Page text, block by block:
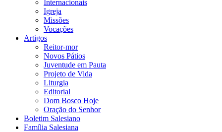
Internacionais
Igreja
Missões
Vocações
Artigos
Reitor-mor
Novos Pátios
Juventude em Pauta
Projeto de Vida
Liturgia
Editorial
Dom Bosco Hoje
Oração do Senhor
Boletim Salesiano
Família Salesiana